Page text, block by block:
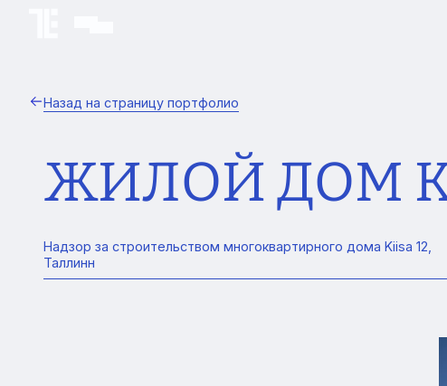
Назад на страницу портфолио
ЖИЛОЙ ДОМ
Надзор за строительством многоквартирного дома Kiisa 12,
Таллинн